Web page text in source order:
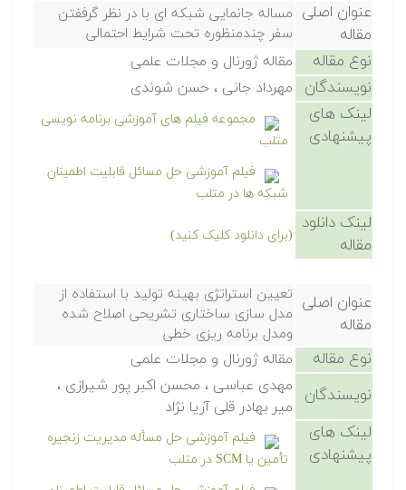
عنوان اصلی
مقاله
مساله جانمایی شبکه ای با در نظر گرففتن
سفر چندمنظوره تحت شرایط احتمالی
نوع مقاله مقاله ژورنال و مجلات علمی
نویسندگان مهرداد جانی ، حسن شوندی
لینک های
پیشنهادی
مجموعه فیلم های آموزشی برنامه نویسی
متلب
فیلم آموزشی حل مسائل قابلیت اطمینان
شبکه ها در متلب
لینک دانلود
مقاله
(برای دانلود کلیک کنید)
عنوان اصلی
مقاله
تعیین استراتژی بهینه تولید با استفاده از
مدل سازی ساختاری تشریحی اصلاح شده
ومدل برنامه ریزی خطی
نوع مقاله مقاله ژورنال و مجلات علمی
نویسندگان
مهدی عباسی ، محسن اکبر پور شیرازی ،
میر بهادر قلی آریا نژاد
لینک های
پیشنهادی
فیلم آموزشی حل مسأله مدیریت زنجیره
تأمین یا SCM در متلب